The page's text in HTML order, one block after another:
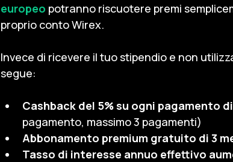
europeo potranno riscuotere premi
proprio conto Wirex.
Invece di ricevere il tuo stipendio e non
segue:
Cashback del 5% su ogni pagamento
pagamento, massimo 3 pagamenti)
Abbonamento premium gratuito di 3
Tasso di interesse annuo effettivo